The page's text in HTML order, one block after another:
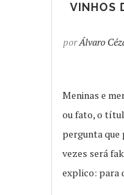
VINHOS
porÁlvaro
Meninas e
ou fato, o
pergunta que
vezes será
explico: para